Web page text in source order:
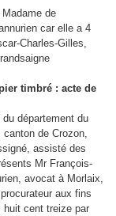
de
car elle a 4
Charles-Gilles,
timbré : acte de
département du
de Crozon,
assisté des
Mr François-
avocat à Morlaix,
aux fins
huit cent treize par